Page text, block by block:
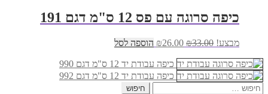
₪69.00.
₪60.00.
כיפה סרוגה עם פס 12 ס"מ דגם 191
מבצע! ₪33.00
המחיר
היה:
₪33.00.
₪26.00
המחיר
הוא:
₪26.00.
הוספה לסל
כיפה עבודת יד 12 ס"מ דגם 990
כיפה עבודת יד 12 ס"מ דגם 992
חיפוש: